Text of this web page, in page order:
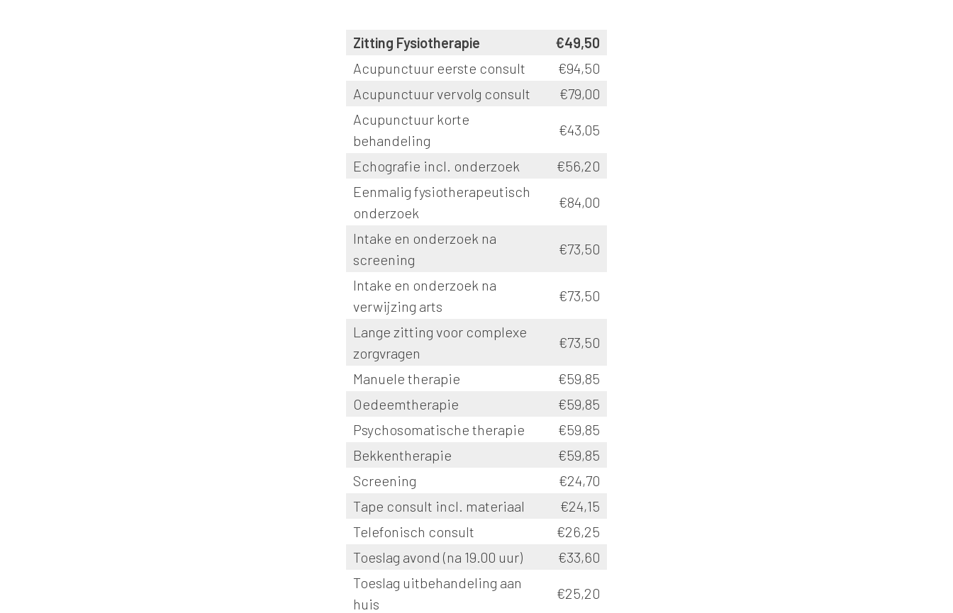
Zitting Fysiotherapie
€49,50
Acupunctuur eerste consult
€94,50
Acupunctuur vervolg consult
€79,00
Acupunctuur korte
behandeling
€43,05
Echografie incl. onderzoek
€56,20
Eenmalig fysiotherapeutisch
onderzoek
€84,00
Intake en onderzoek na
screening
€73,50
Intake en onderzoek na
verwijzing arts
€73,50
Lange zitting voor complexe
zorgvragen
€73,50
Manuele therapie
€59,85
Oedeemtherapie
€59,85
Psychosomatische therapie
€59,85
Bekkentherapie
€59,85
Screening
€24,70
Tape consult incl. materiaal
€24,15
Telefonisch consult
€26,25
Toeslag avond (na 19.00 uur)
€33,60
Toeslag uitbehandeling aan
huis
€25,20